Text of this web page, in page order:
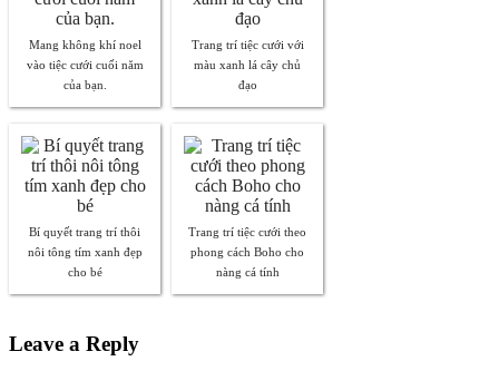
Mang không khí noel
vào tiệc cưới cuối năm
của bạn.
Trang trí tiệc cưới với
màu xanh lá cây chủ
đạo
Bí quyết trang trí thôi
nôi tông tím xanh đẹp
cho bé
Trang trí tiệc cưới theo
phong cách Boho cho
nàng cá tính
Leave a Reply